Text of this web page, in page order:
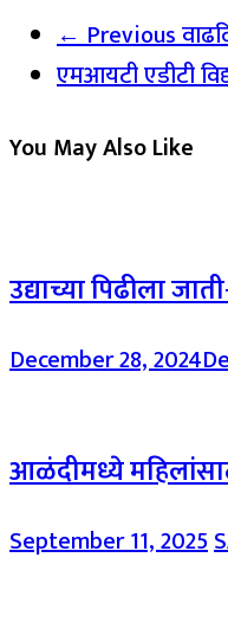
← Previous
एमआयटी एडीटी
You May Also Like
उद्याच्या पिढीला
December 28, 2024
आळंदीमध्ये
September 11, 2025